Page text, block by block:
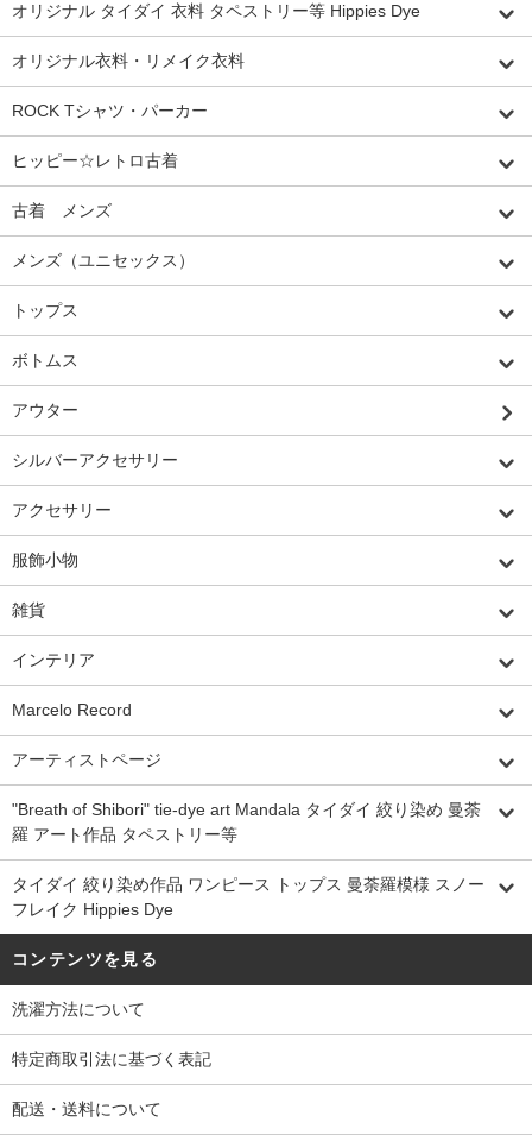
オリジナル タイダイ 衣料 タペストリー等 Hippies Dye
オリジナル衣料・リメイク衣料
ROCK Tシャツ・パーカー
ヒッピー☆レトロ古着
古着 メンズ
メンズ（ユニセックス）
トップス
ボトムス
アウター
シルバーアクセサリー
アクセサリー
服飾小物
雑貨
インテリア
Marcelo Record
アーティストページ
"Breath of Shibori" tie-dye art Mandala タイダイ 絞り染め 曼荼
羅 アート作品 タペストリー等
タイダイ 絞り染め作品 ワンピース トップス 曼荼羅模様 スノー
フレイク Hippies Dye
コンテンツを見る
洗濯方法について
特定商取引法に基づく表記
配送・送料について